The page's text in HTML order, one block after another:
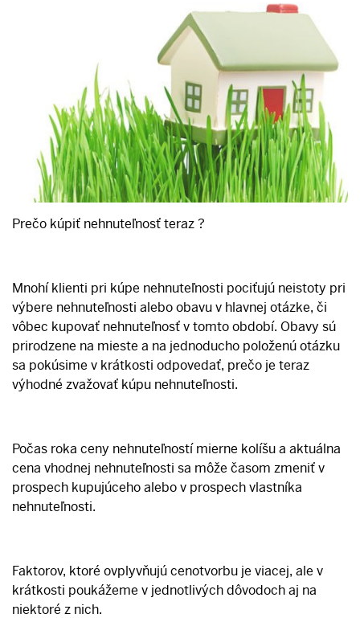
Prečo kúpiť nehnuteľnosť teraz ?
Mnohí klienti pri kúpe nehnuteľnosti pociťujú neistoty pri
výbere nehnuteľnosti alebo obavu v hlavnej otázke, či
vôbec kupovať nehnuteľnosť v tomto období. Obavy sú
prirodzene na mieste a na jednoducho položenú otázku
sa pokúsime v krátkosti odpovedať, prečo je teraz
výhodné zvažovať kúpu nehnuteľnosti.
Počas roka ceny nehnuteľností mierne kolíšu a aktuálna
cena vhodnej nehnuteľnosti sa môže časom zmeniť v
prospech kupujúceho alebo v prospech vlastníka
nehnuteľnosti.
Faktorov, ktoré ovplyvňujú cenotvorbu je viacej, ale v
krátkosti poukážeme v jednotlivých dôvodoch aj na
niektoré z nich.